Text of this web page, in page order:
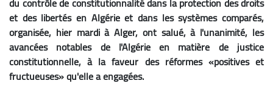
et des libertés en Algérie et dans les systèmes comparés,
organisée, hier mardi à Alger, ont salué, à l'unanimité, les
avancées notables de l'Algérie en matière de justice
constitutionnelle, à la faveur des réformes «positives et
fructueuses» qu'elle a engagées.